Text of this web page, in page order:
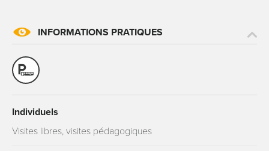
INFORMATIONS PRATIQUES
Individuels
Visites libres, visites pédagogiques